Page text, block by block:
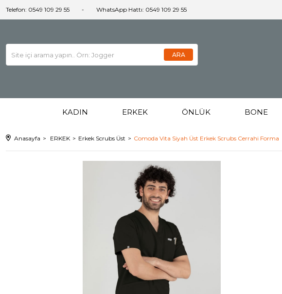
Telefon: 0549 109 29 55 WhatsApp Hattı: 0549 109 29 55
KADIN ERKEK ÖNLÜK BONE
Anasayfa ERKEK Erkek Scrubs Üst Comoda Vita Siyah Üst Erkek Scrubs Cerrahi Forma